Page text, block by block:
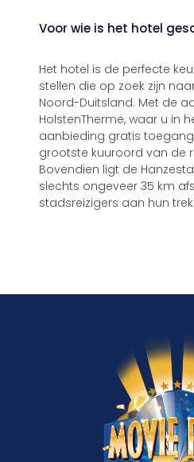
Voor wie is het hotel
Het hotel is de perfecte
stellen die op zoek zijn
Noord-Duitsland. Met de
HolstenTherme, waar u in
aanbieding gratis
grootste kuuroord van de
Bovendien ligt de
slechts ongeveer 35 km
stadsreizigers aan hun